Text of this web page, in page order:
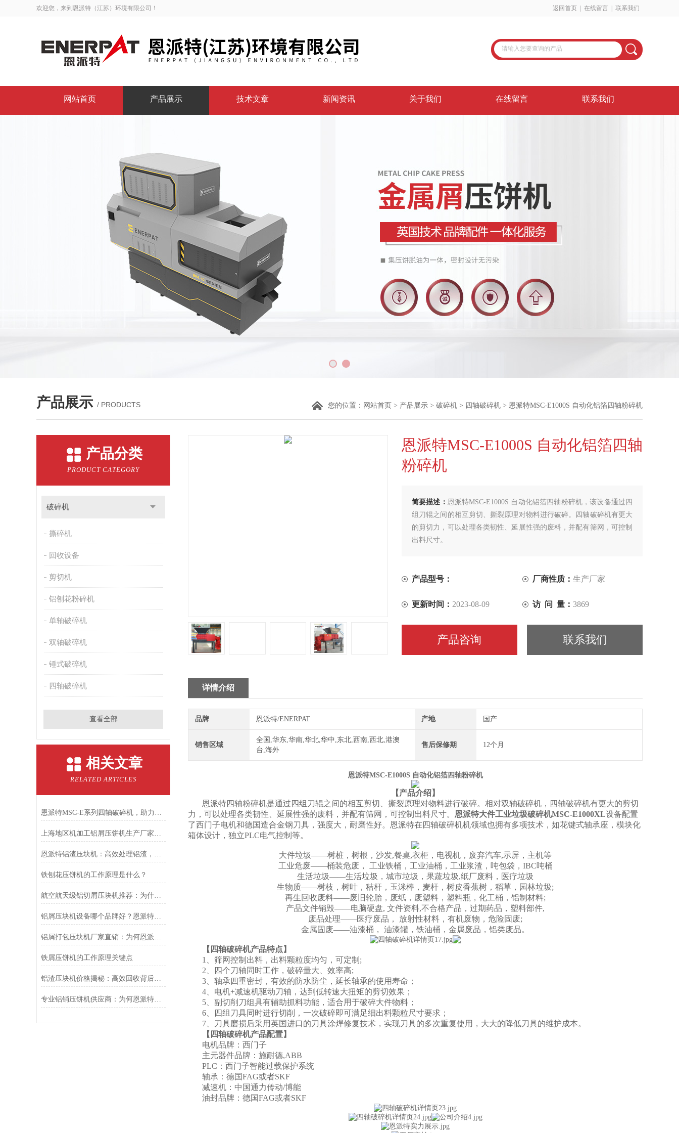
欢迎您，来到恩派特（江苏）环境有限公司！ 返回首页 在线留言 联系我们
网站首页 产品展示 技术文章 新闻资讯 关于我们 在线留言 联系我们
产品展示 / PRODUCTS 您的位置： 网站首页 > 产品展示 > 破碎机 > 四轴破碎机 > 恩派特MSC-E1000S 自动化铝箔四轴粉碎机
产品分类
PRODUCT CATEGORY
破碎机
撕碎机
回收设备
剪切机
铝刨花粉碎机
单轴破碎机
双轴破碎机
锤式破碎机
四轴破碎机
查看全部
相关文章
RELATED ARTICLES
恩派特MSC-E系列四轴破碎机，助力固废回收从高难度走向高效率！
上海地区机加工铝屑压饼机生产厂家推荐：为什么恩派特值得信赖？
恩派特铝渣压块机：高效处理铝渣，提升资源价值
铁刨花压饼机的工作原理是什么？
航空航天级铝切屑压块机推荐：为什么恩派特是更值得的选择
铝屑压块机设备哪个品牌好？恩派特品牌深度解析与推荐
铝屑打包压块机厂家直销：为何恩派特品牌备受推崇
铁屑压饼机的工作原理关键点
铝渣压块机价格揭秘：高效回收背后的价值——为什么推荐恩派特？
专业铝销压饼机供应商：为何恩派特是您的理想选择？
恩派特MSC-E1000S 自动化铝箔四轴
粉碎机
简要描述： 恩派特MSC-E1000S 自动化铝箔四轴粉碎机，该设备通过四
组刀辊之间的相互剪切、撕裂原理对物料进行破碎。四轴破碎机有更大
的剪切力，可以处理各类韧性、延展性强的废料，并配有筛网，可控制
出料尺寸。
产品型号： 厂商性质： 生产厂家
更新时间： 2023-08-09 访 问 量： 3869
产品咨询 联系我们
详情介绍
品牌 恩派特/ENERPAT 产地 国产
销售区域
全国,华东,华南,华北,华中,东北,西南,西北,港澳
台,海外
售后保修期 12个月
恩派特MSC-E1000S 自动化铝箔四轴粉碎机
【产品介绍】
恩派特四轴粉碎机是通过四组刀辊之间的相互剪切、撕裂原理对物料进行破碎。相对双轴破碎机，四轴破碎机有更大的剪切
力，可以处理各类韧性、延展性强的废料，并配有筛网，可控制出料尺寸。 恩派特大件工业垃圾破碎机MSC-E1000XL设备配置
了西门子电机和德国造合金钢刀具，强度大，耐磨性好。恩派特在四轴破碎机机领域也拥有多项技术，如花键式轴承座，模块化
箱体设计，独立PLC电气控制等。
大件垃圾——树桩，树根，沙发,餐桌,衣柜，电视机，废弃汽车,示屏，主机等
工业危废——桶装危废， 工业铁桶，工业油桶，工业浆渣，吨包袋，IBC吨桶
生活垃圾——生活垃圾，城市垃圾，果蔬垃圾,纸厂废料，医疗垃圾
生物质——树枝，树叶，秸杆，玉洣棒，麦杆，树皮香蕉树，稻草，园林垃圾;
再生回收废料——废旧轮胎，废纸，废塑料，塑料瓶，化工桶，铝制材料;
产品文件销毁——电脑硬盘, 文件资料,不合格产品，过期药品，塑料部件,
废品处理——医疗废品， 放射性材料，有机废物，危险固废;
金属固废——油漆桶， 油漆罐，铁油桶，金属废品，铝类废品。
【四轴破碎机产品特点】
1、筛网控制出料，出料颗粒度均匀，可定制;
2、四个刀轴同时工作，破碎量大、效率高;
3、轴承四重密封，有效的防水防尘，延长轴承的使用寿命；
4、电机+减速机驱动刀轴，达到低转速大扭矩的剪切效果；
5、副切削刀组具有辅助抓料功能，适合用于破碎大件物料；
6、四组刀具同时进行切削，一次破碎即可满足细出料颗粒尺寸要求；
7、刀具磨损后采用英国进口的刀具涂焊修复技术，实现刀具的多次重复使用，大大的降低刀具的维护成本。
【四轴破碎机产品配置】
电机品牌：西门子
主元器件品牌：施耐德,ABB
PLC：西门子智能过载保护系统
轴承：德国FAG或者SKF
减速机：中国通力传动/博能
油封品牌：德国FAG或者SKF